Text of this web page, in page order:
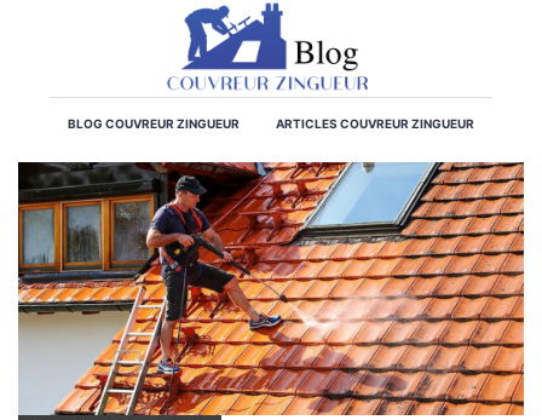
BLOG COUVREUR ZINGUEUR ARTICLES COUVREUR ZINGUEUR